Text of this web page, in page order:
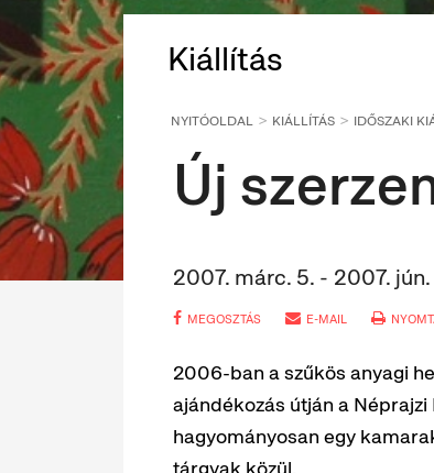
Kiállítás
NYITÓOLDAL KIÁLLÍTÁS IDŐSZAKI
Új
2007. márc. 5. - 2007. jún.
MEGOSZTÁS E-MAIL
2006-ban a szűkös anyagi
ajándékozás útján a
hagyományosan egy